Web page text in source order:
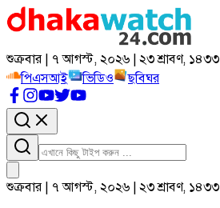
শুক্রবার | ৭ আগস্ট, ২০২৬ | ২৩ শ্রাবণ, ১৪৩৩
পিএসআই
ভিডিও ছবিঘর
শুক্রবার | ৭ আগস্ট, ২০২৬ | ২৩ শ্রাবণ, ১৪৩৩